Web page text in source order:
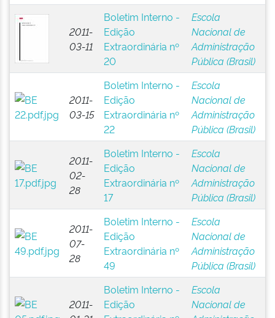
2011-
03-11
Boletim Interno -
Edição
Extraordinária nº
20
Escola
Nacional de
Administração
Pública (Brasil)
2011-
03-15
Boletim Interno -
Edição
Extraordinária nº
22
Escola
Nacional de
Administração
Pública (Brasil)
2011-
02-
28
Boletim Interno -
Edição
Extraordinária nº
17
Escola
Nacional de
Administração
Pública (Brasil)
2011-
07-
28
Boletim Interno -
Edição
Extraordinária nº
49
Escola
Nacional de
Administração
Pública (Brasil)
2011-
Boletim Interno -
Edição
Escola
Nacional de